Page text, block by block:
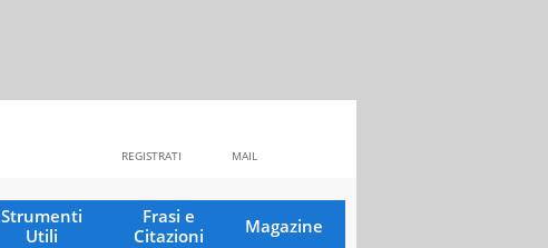
MAIL
REGISTRATI
Strumenti
Utili
Frasi e
Citazioni
Magazine